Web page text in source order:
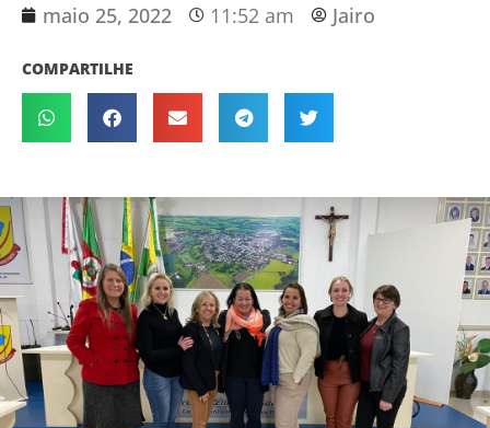
maio 25, 2022 11:52 am Jairo
COMPARTILHE